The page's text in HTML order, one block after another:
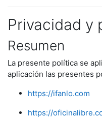
Privacidad y
Resumen
La presente política se
aplicación las presentes
https://ifanlo.com
https://